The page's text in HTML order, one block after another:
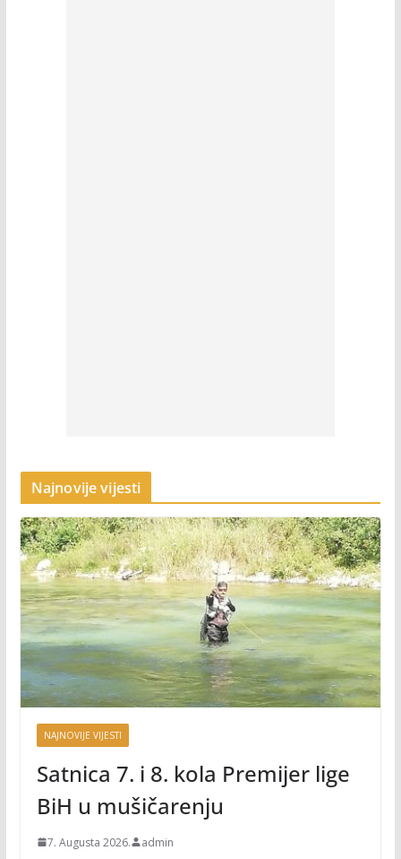
Najnovije vijesti
NAJNOVIJE VIJESTI
Satnica 7. i 8. kola Premijer lige
BiH u mušičarenju
7. Augusta 2026. admin